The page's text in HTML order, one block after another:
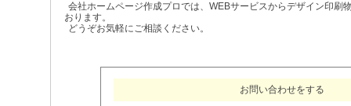
会社ホームページ作成プロでは、WEBサービスからデザイン印刷
おります。
どうぞお気軽にご相談ください。
お問い合わせをする